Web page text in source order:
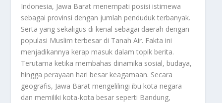
Indonesia, Jawa Barat menempati posisi istimewa
sebagai provinsi dengan jumlah penduduk terbanyak.
Serta yang sekaligus di kenal sebagai daerah dengan
populasi Muslim terbesar di Tanah Air. Fakta ini
menjadikannya kerap masuk dalam topik berita.
Terutama ketika membahas dinamika sosial, budaya,
hingga perayaan hari besar keagamaan. Secara
geografis, Jawa Barat mengelilingi ibu kota negara
dan memiliki kota-kota besar seperti Bandung,